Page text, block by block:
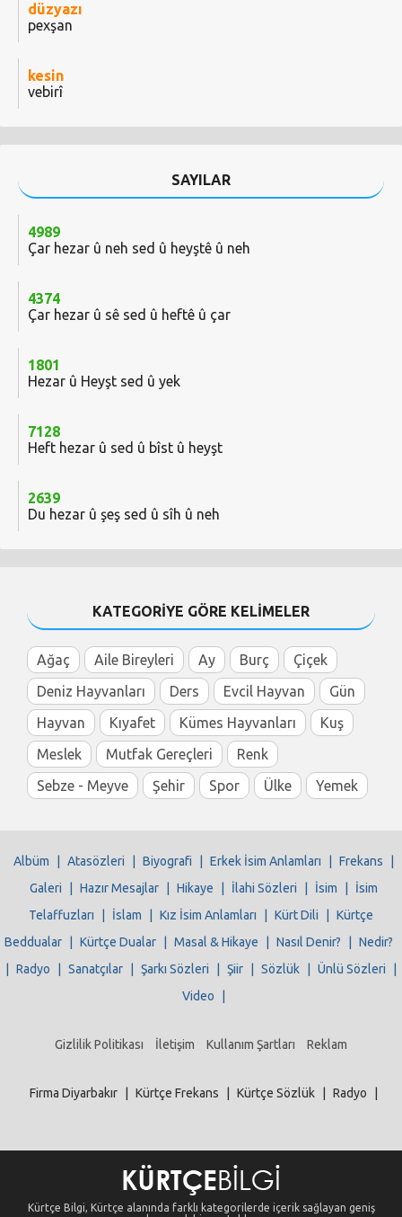
düzyazı
pexşan
kesin
vebirî
SAYILAR
4989
Çar hezar û neh sed û heyştê û neh
4374
Çar hezar û sê sed û heftê û çar
1801
Hezar û Heyşt sed û yek
7128
Heft hezar û sed û bîst û heyşt
2639
Du hezar û şeş sed û sîh û neh
KATEGORİYE GÖRE KELİMELER
Ağaç Aile Bireyleri Ay Burç
Çiçek
Deniz Hayvanları
Ders Evcil Hayvan
Gün
Hayvan
Kıyafet Kümes Hayvanları
Kuş
Meslek
Mutfak Gereçleri
Renk
Sebze - Meyve
Şehir Spor Ülke Yemek
Albüm Atasözleri Biyografi Erkek İsim Anlamları Frekans
Galeri
Hazır Mesajlar Hikaye İlahi Sözleri İsim
İsim
Telaffuzları
İslam Kız İsim Anlamları Kürt Dili
Kürtçe
Beddualar
Kürtçe Dualar Masal & Hikaye Nasıl Denir?
Nedir?
Radyo Sanatçılar Şarkı Sözleri Şiir Sözlük Ünlü Sözleri
Video
Gizlilik Politikası İletişim Kullanım Şartları Reklam
Firma Diyarbakır Kürtçe Frekans Kürtçe Sözlük Radyo
Kürtçe Bilgi, Kürtçe alanında farklı kategorilerde içerik sağlayan geniş